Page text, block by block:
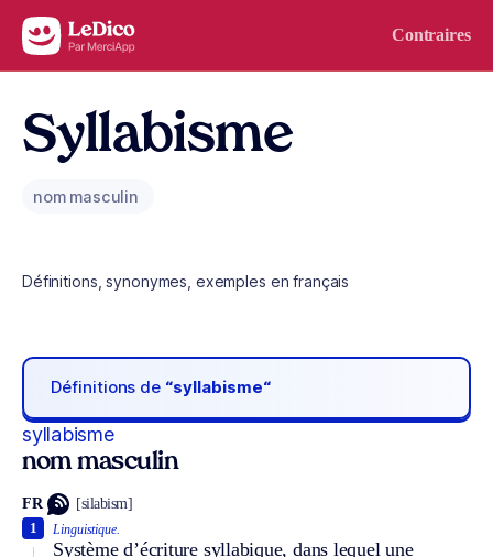
Aller au contenu Contraires
Syllabisme
nom masculin
Définitions, synonymes, exemples en français
Définitions de “syllabisme“
syllabisme
nom masculin
FR [silabism]
Linguistique.
Système d’écriture syllabique, dans lequel une
1